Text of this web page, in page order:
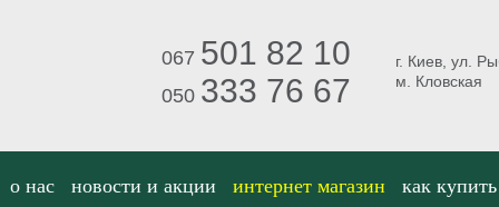
067 501 82 10
050 333 76 67
г. Киев, ул.
м. Кловская
о нас новости и акции интернет магазин как купить